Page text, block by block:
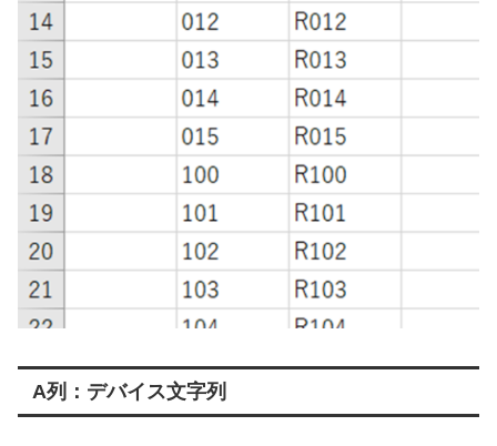
A列：デバイス文字列